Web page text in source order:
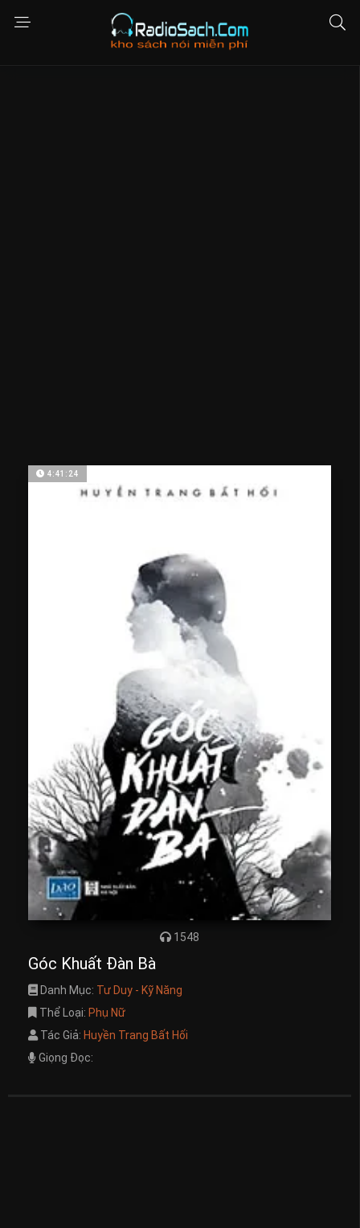
4:41:24
1548
Góc Khuất Đàn Bà
Danh Mục: Tư Duy - Kỹ Năng
Thể Loại: Phụ Nữ
Tác Giả: Huyền Trang Bất Hối
Giọng Đọc: